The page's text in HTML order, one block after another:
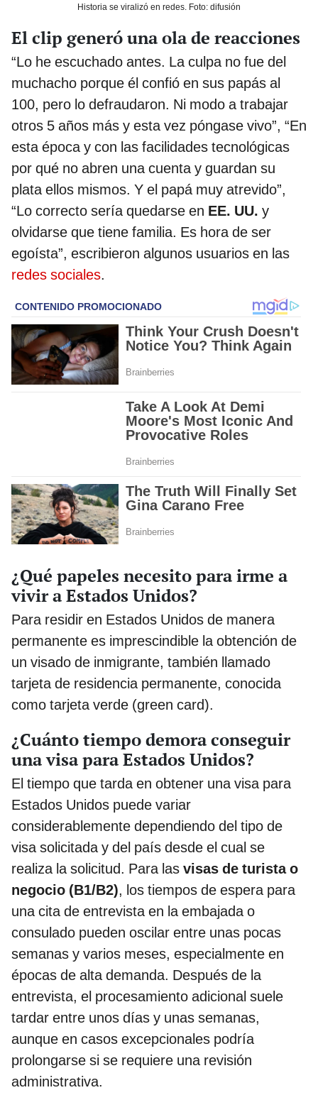
Historia se viralizó en redes. Foto: difusión
El clip generó una ola de reacciones
“Lo he escuchado antes. La culpa no fue del
muchacho porque él confió en sus papás al
100, pero lo defraudaron. Ni modo a trabajar
otros 5 años más y esta vez póngase vivo”, “En
esta época y con las facilidades tecnológicas
por qué no abren una cuenta y guardan su
plata ellos mismos. Y el papá muy atrevido”,
“Lo correcto sería quedarse en EE. UU. y
olvidarse que tiene familia. Es hora de ser
egoísta”, escribieron algunos usuarios en las
redes sociales.
¿Qué papeles necesito para irme a
vivir a Estados Unidos?
Para residir en Estados Unidos de manera
permanente es imprescindible la obtención de
un visado de inmigrante, también llamado
tarjeta de residencia permanente, conocida
como tarjeta verde (green card).
¿Cuánto tiempo demora conseguir
una visa para Estados Unidos?
El tiempo que tarda en obtener una visa para
Estados Unidos puede variar
considerablemente dependiendo del tipo de
visa solicitada y del país desde el cual se
realiza la solicitud. Para las visas de turista o
negocio (B1/B2), los tiempos de espera para
una cita de entrevista en la embajada o
consulado pueden oscilar entre unas pocas
semanas y varios meses, especialmente en
épocas de alta demanda. Después de la
entrevista, el procesamiento adicional suele
tardar entre unos días y unas semanas,
aunque en casos excepcionales podría
prolongarse si se requiere una revisión
administrativa.